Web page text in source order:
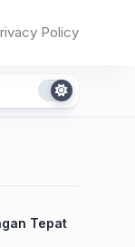
Policy
Tepat